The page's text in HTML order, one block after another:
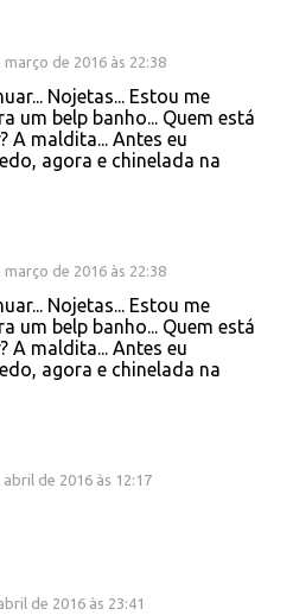
março de 2016 às 22:38
Nojetas... Estou me
um belp banho... Quem está
A maldita... Antes eu
agora e chinelada na
março de 2016 às 22:38
Nojetas... Estou me
um belp banho... Quem está
A maldita... Antes eu
agora e chinelada na
abril de 2016 às 12:17
de 2016 às 23:41